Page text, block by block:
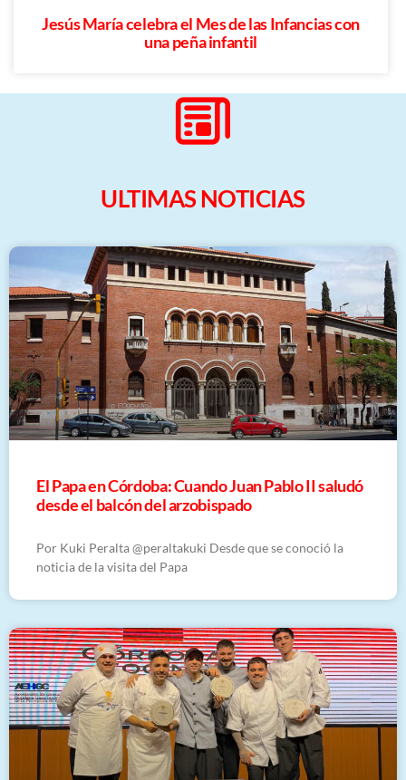
Jesús María celebra el Mes de las Infancias con
una peña infantil
ULTIMAS NOTICIAS
El Papa en Córdoba: Cuando Juan Pablo II saludó
desde el balcón del arzobispado
Por Kuki Peralta @peraltakuki Desde que se conoció la
noticia de la visita del Papa